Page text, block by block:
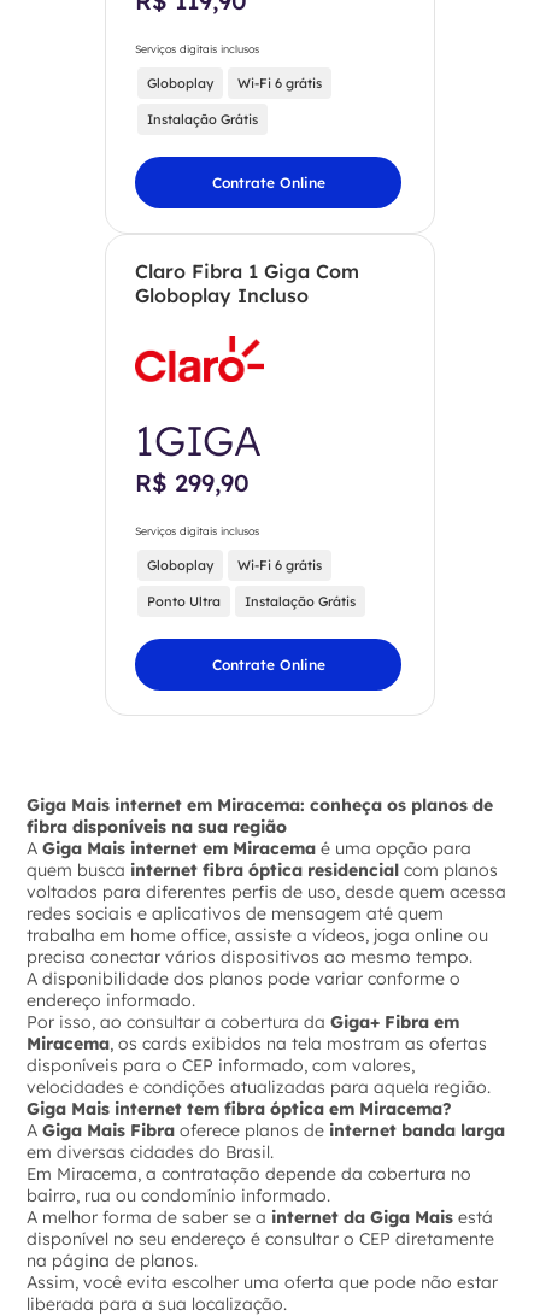
Serviços digitais inclusos
Globoplay Wi-Fi 6 grátis
Instalação Grátis
Contrate Online
Claro Fibra 1 Giga Com
Globoplay Incluso
1GIGA
R$ 299,90
Serviços digitais inclusos
Globoplay Wi-Fi 6 grátis
Ponto Ultra Instalação Grátis
Contrate Online
Giga Mais internet em Miracema: conheça os planos de
fibra disponíveis na sua região
AGiga Mais internet em Miracema é uma opção para
quem busca internet fibra óptica residencial com planos
voltados para diferentes perfis de uso, desde quem acessa
redes sociais e aplicativos de mensagem até quem
trabalha em home office, assiste a vídeos, joga online ou
precisa conectar vários dispositivos ao mesmo tempo.
A disponibilidade dos planos pode variar conforme o
endereço informado.
Por isso, ao consultar a cobertura daGiga+ Fibra em
Miracema, os cards exibidos na tela mostram as ofertas
disponíveis para o CEP informado, com valores,
velocidades e condições atualizadas para aquela região.
Giga Mais internet tem fibra óptica em Miracema?
AGiga Mais Fibra oferece planos de internet banda larga
em diversas cidades do Brasil.
Em Miracema, a contratação depende da cobertura no
bairro, rua ou condomínio informado.
A melhor forma de saber se a internet da Giga Mais está
disponível no seu endereço é consultar o CEP diretamente
na página de planos.
Assim, você evita escolher uma oferta que pode não estar
liberada para a sua localização.